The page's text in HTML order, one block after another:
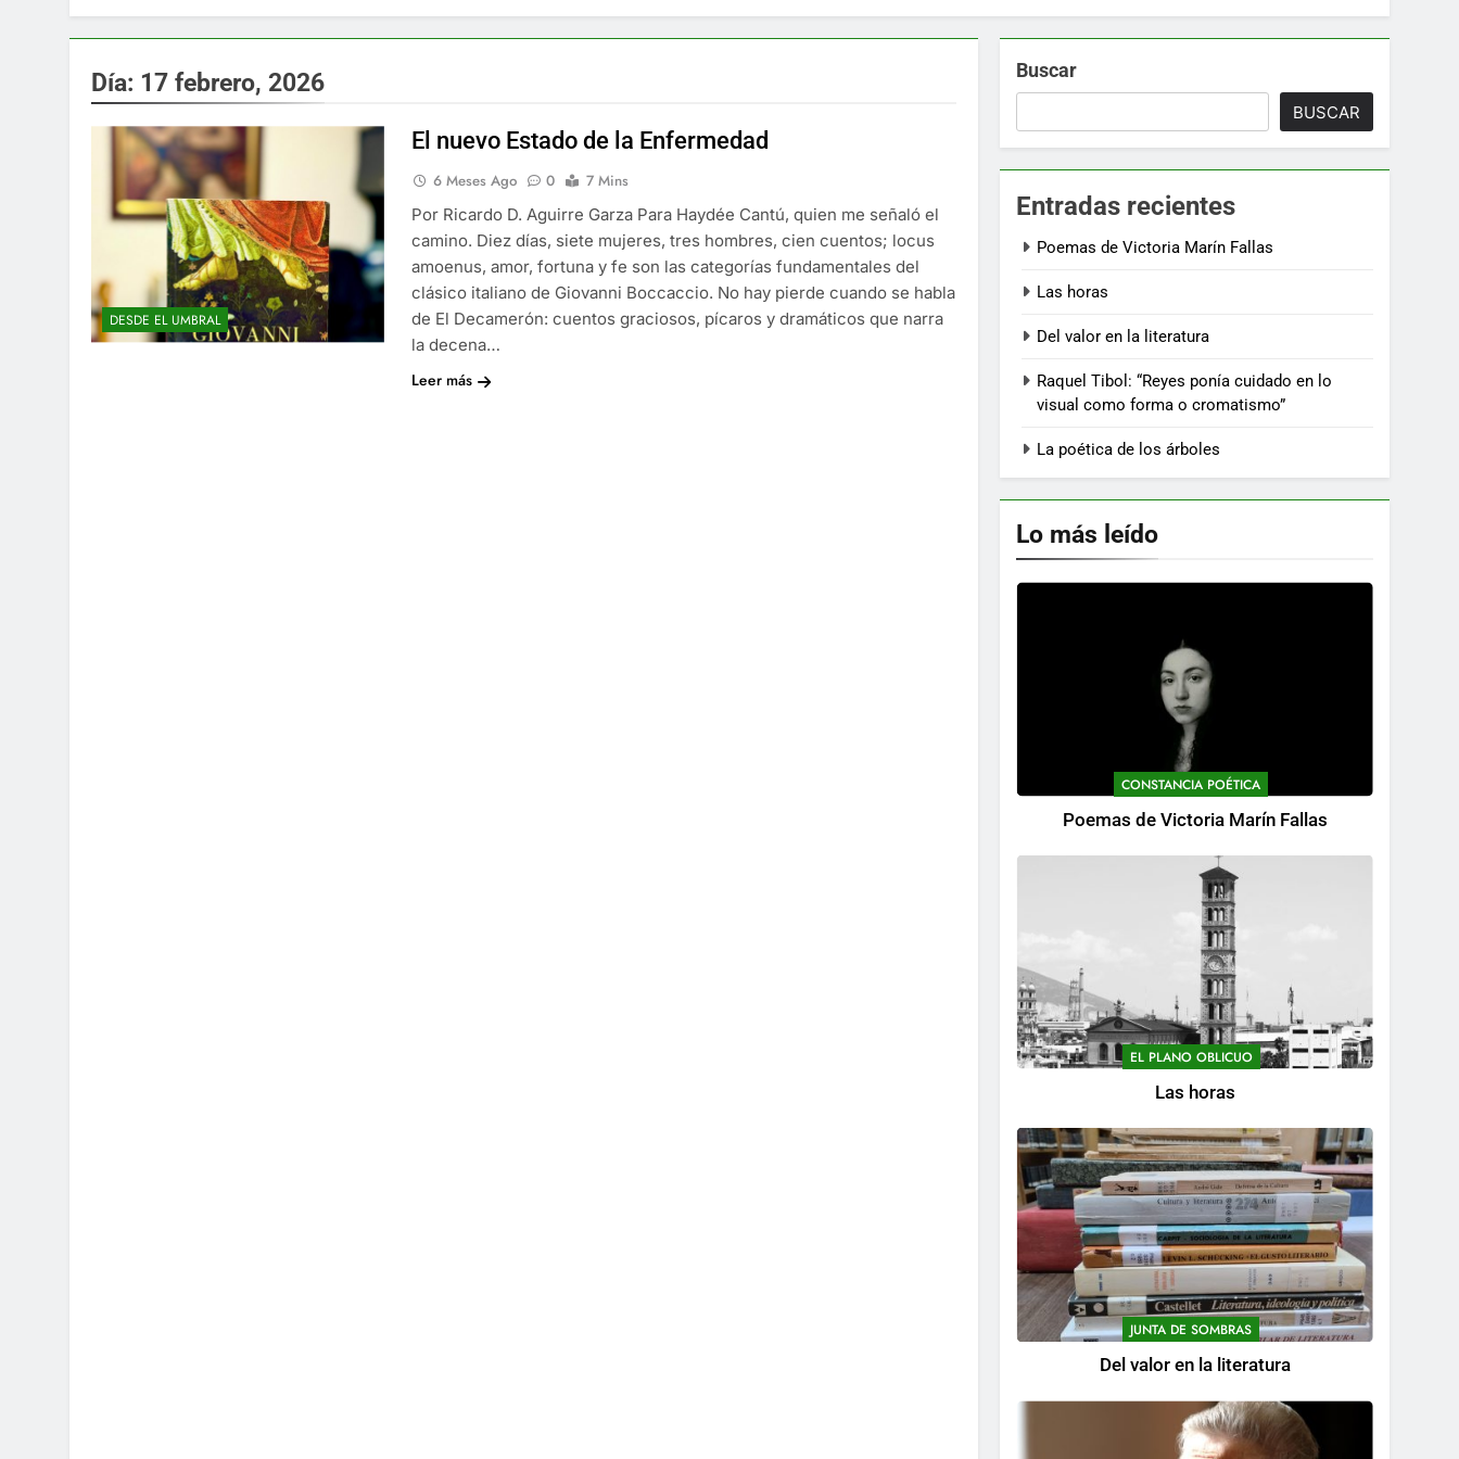
Día: 17 febrero, 2026
DESDE EL UMBRAL
El nuevo Estado de la Enfermedad
6 Meses Ago 0
7 Mins
Por Ricardo D. Aguirre Garza Para Haydée Cantú, quien me señaló el
camino. Diez días, siete mujeres, tres hombres, cien cuentos; locus
amoenus, amor, fortuna y fe son las categorías fundamentales del
clásico italiano de Giovanni Boccaccio. No hay pierde cuando se habla
de El Decamerón: cuentos graciosos, pícaros y dramáticos que narra
la decena…
Leer más
Buscar
BUSCAR
Entradas recientes
Poemas de Victoria Marín Fallas
Las horas
Del valor en la literatura
Raquel Tibol: “Reyes ponía cuidado en lo
visual como forma o cromatismo”
La poética de los árboles
Lo más leído
CONSTANCIA POÉTICA
Poemas de Victoria Marín Fallas
EL PLANO OBLICUO
Las horas
JUNTA DE SOMBRAS
Del valor en la literatura